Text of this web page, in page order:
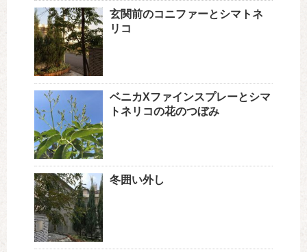
玄関前のコニファーとシマトネ
リコ
ベニカXファインスプレーとシマ
トネリコの花のつぼみ
冬囲い外し